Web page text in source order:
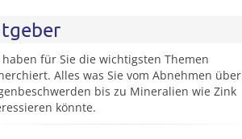
für Sie die wichtigsten Themen
Alles was Sie vom Abnehmen über
bis zu Mineralien wie Zink
könnte.